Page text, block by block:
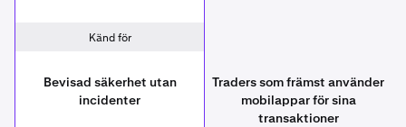
Känd för
Bevisad säkerhet utan
incidenter
Traders som främst använder
mobilappar för sina
transaktioner